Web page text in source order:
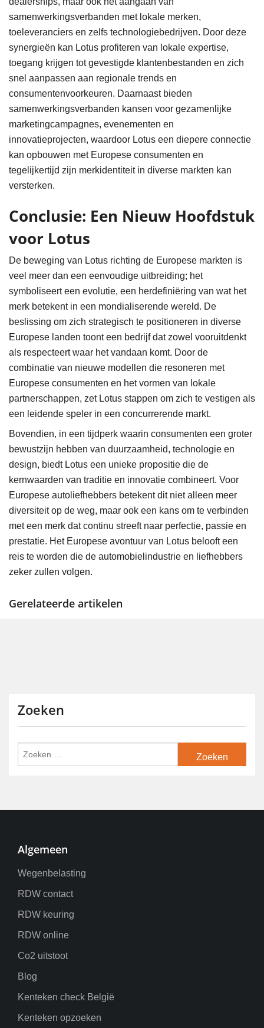
samenwerkingsverbanden met lokale merken,
toeleveranciers en zelfs technologiebedrijven. Door deze
synergieën kan Lotus profiteren van lokale expertise,
toegang krijgen tot gevestigde klantenbestanden en zich
snel aanpassen aan regionale trends en
consumentenvoorkeuren. Daarnaast bieden
samenwerkingsverbanden kansen voor gezamenlijke
marketingcampagnes, evenementen en
innovatieprojecten, waardoor Lotus een diepere connectie
kan opbouwen met Europese consumenten en
tegelijkertijd zijn merkidentiteit in diverse markten kan
versterken.
Conclusie: Een Nieuw Hoofdstuk
voor Lotus
De beweging van Lotus richting de Europese markten is
veel meer dan een eenvoudige uitbreiding; het
symboliseert een evolutie, een herdefiniëring van wat het
merk betekent in een mondialiserende wereld. De
beslissing om zich strategisch te positioneren in diverse
Europese landen toont een bedrijf dat zowel vooruitdenkt
als respecteert waar het vandaan komt. Door de
combinatie van nieuwe modellen die resoneren met
Europese consumenten en het vormen van lokale
partnerschappen, zet Lotus stappen om zich te vestigen als
een leidende speler in een concurrerende markt.
Bovendien, in een tijdperk waarin consumenten een groter
bewustzijn hebben van duurzaamheid, technologie en
design, biedt Lotus een unieke propositie die de
kernwaarden van traditie en innovatie combineert. Voor
Europese autoliefhebbers betekent dit niet alleen meer
diversiteit op de weg, maar ook een kans om te verbinden
met een merk dat continu streeft naar perfectie, passie en
prestatie. Het Europese avontuur van Lotus belooft een
reis te worden die de automobielindustrie en liefhebbers
zeker zullen volgen.
Gerelateerde artikelen
Zoeken
Algemeen
Wegenbelasting
RDW contact
RDW keuring
RDW online
Co2 uitstoot
Blog
Kenteken check België
Kenteken opzoeken